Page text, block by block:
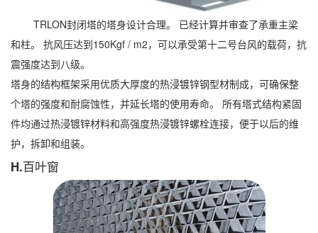
TRLON封闭塔的塔身设计合理。 已经计算并审查了承重主梁
和柱。 抗风压达到150Kgf / m2，可以承受第十二号台风的载荷，抗
震强度达到八级。
塔身的结构框架采用优质大厚度的热浸镀锌钢型材制成，可确保整
个塔的强度和耐腐蚀性，并延长塔的使用寿命。 所有塔式结构紧固
件均通过热浸镀锌材料和高强度热浸镀锌螺栓连接，便于以后的维
护，拆卸和组装。
H.百叶窗